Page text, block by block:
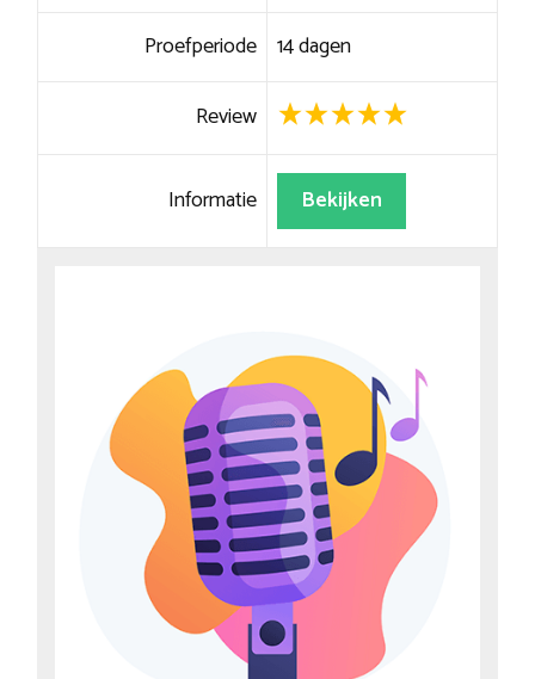
Proefperiode 14 dagen
Review
Informatie Bekijken